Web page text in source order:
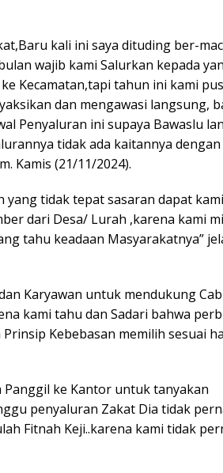
kali ini saya dituding ber-
wajib kami Salurkan kepada
Kecamatan,tapi tahun ini kami
dan mengawasi langsung,
Penyaluran ini supaya Bawaslu
tidak ada kaitannya dengan
Kamis (21/11/2024).
yang tidak tepat sasaran dapat kami
dari Desa/ Lurah ,karena kami
tahu keadaan Masyarakatnya”
Karyawan untuk mendukung
kami tahu dan Sadari bahwa
Kebebasan memilih sesuai
ke Kantor untuk tanyakan
penyaluran Zakat Dia tidak
Fitnah Keji..karena kami tidak